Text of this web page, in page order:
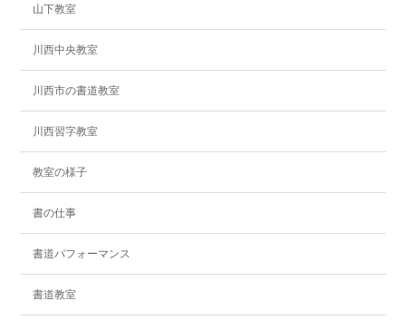
山下教室
川西中央教室
川西市の書道教室
川西習字教室
教室の様子
書の仕事
書道パフォーマンス
書道教室